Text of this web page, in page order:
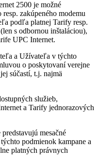
2500 je možné
zakúpeného modemu
podľa platnej Tarify resp.
s odbornou inštaláciou),
UPC Internet.
a Užívateľa v týchto
o poskytovaní verejne
súčastí, t.j. najmä
služieb,
a Tarify jednorazových
mesačné
podmienok kampane a
platných právnych